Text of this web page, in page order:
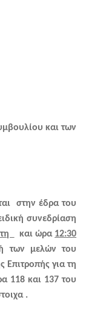
και των
στην έδρα του
συνεδρίαση
και ώρα 12:30
των μελών του
για τη
118 και 137 του
.